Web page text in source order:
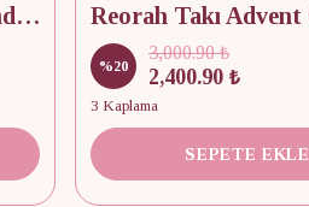
Reorah Takı Advent Calendar 12 Adet
%20
3,000.90 ₺
2,400.90 ₺
3 Kaplama
SEPETE EKLE